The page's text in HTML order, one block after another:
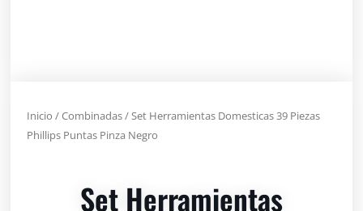
Inicio /Combinadas/ Set Herramientas Domesticas 39 Piezas
Phillips Puntas Pinza Negro
Set Herramientas